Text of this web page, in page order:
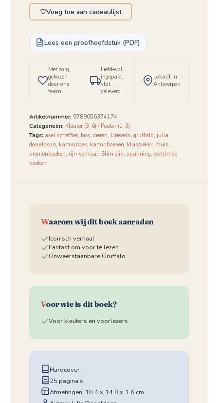
♡Voeg toe aan cadeaulijst
Lees een proefhoofdstuk (PDF)
Met zorg
gekozen
door ons
team
Liefdevol
ingepakt,
vlot
geleverd
Lokaal in
Antwerpen
Artikelnummer: 9789056374174
Categorieën: Kleuter (3-6) /Peuter (1-3)
Tags: axel scheffler, bos, dieren, Griezels, gruffalo, julia
donaldson, kartonboek, kartonboeken, klassieker, muis,
prentenboeken, rijmverhaal, Slim zijn, spanning, verfilmde
boeken
Waarom wij dit boek aanraden
Iconisch verhaal
Fantast om voor te lezen
Onweerstaanbare Gruffalo
Voor wie is dit boek?
Voor kleuters en voorlezers
Hardcover
25 pagina's
Afmetingen: 18.4 × 14.8 × 1.6 cm